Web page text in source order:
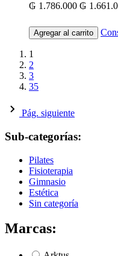
₲ 1.786.000 ₲
Agregar al carrito
1
2
3
35
Pág. siguiente
Sub-categorías:
Pilates
Fisioterapia
Gimnasio
Estética
Sin categoría
Marcas: